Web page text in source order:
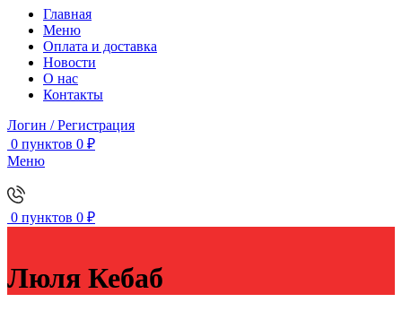
Главная
Меню
Оплата и доставка
Новости
О нас
Контакты
Логин / Регистрация
0 пунктов 0 ₽
Меню
0 пунктов 0 ₽
Люля Кебаб